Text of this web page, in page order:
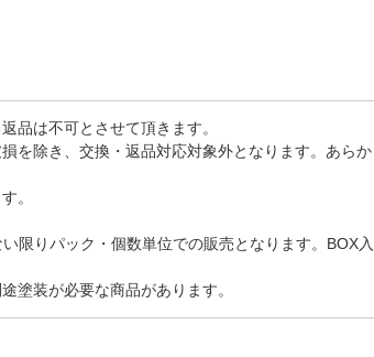
品は不可とさせて頂きます。
除き、交換・返品対応対象外となります。あらか
。
りパック・個数単位での販売となります。BOX
塗装が必要な商品があります。